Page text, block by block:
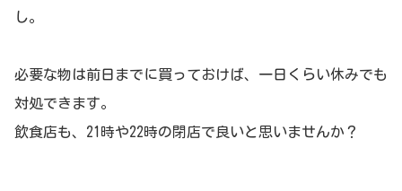
し。
必要な物は前日までに買っておけば、一日くらい休みでも
対処できます。
飲食店も、21時や22時の閉店で良いと思いませんか？